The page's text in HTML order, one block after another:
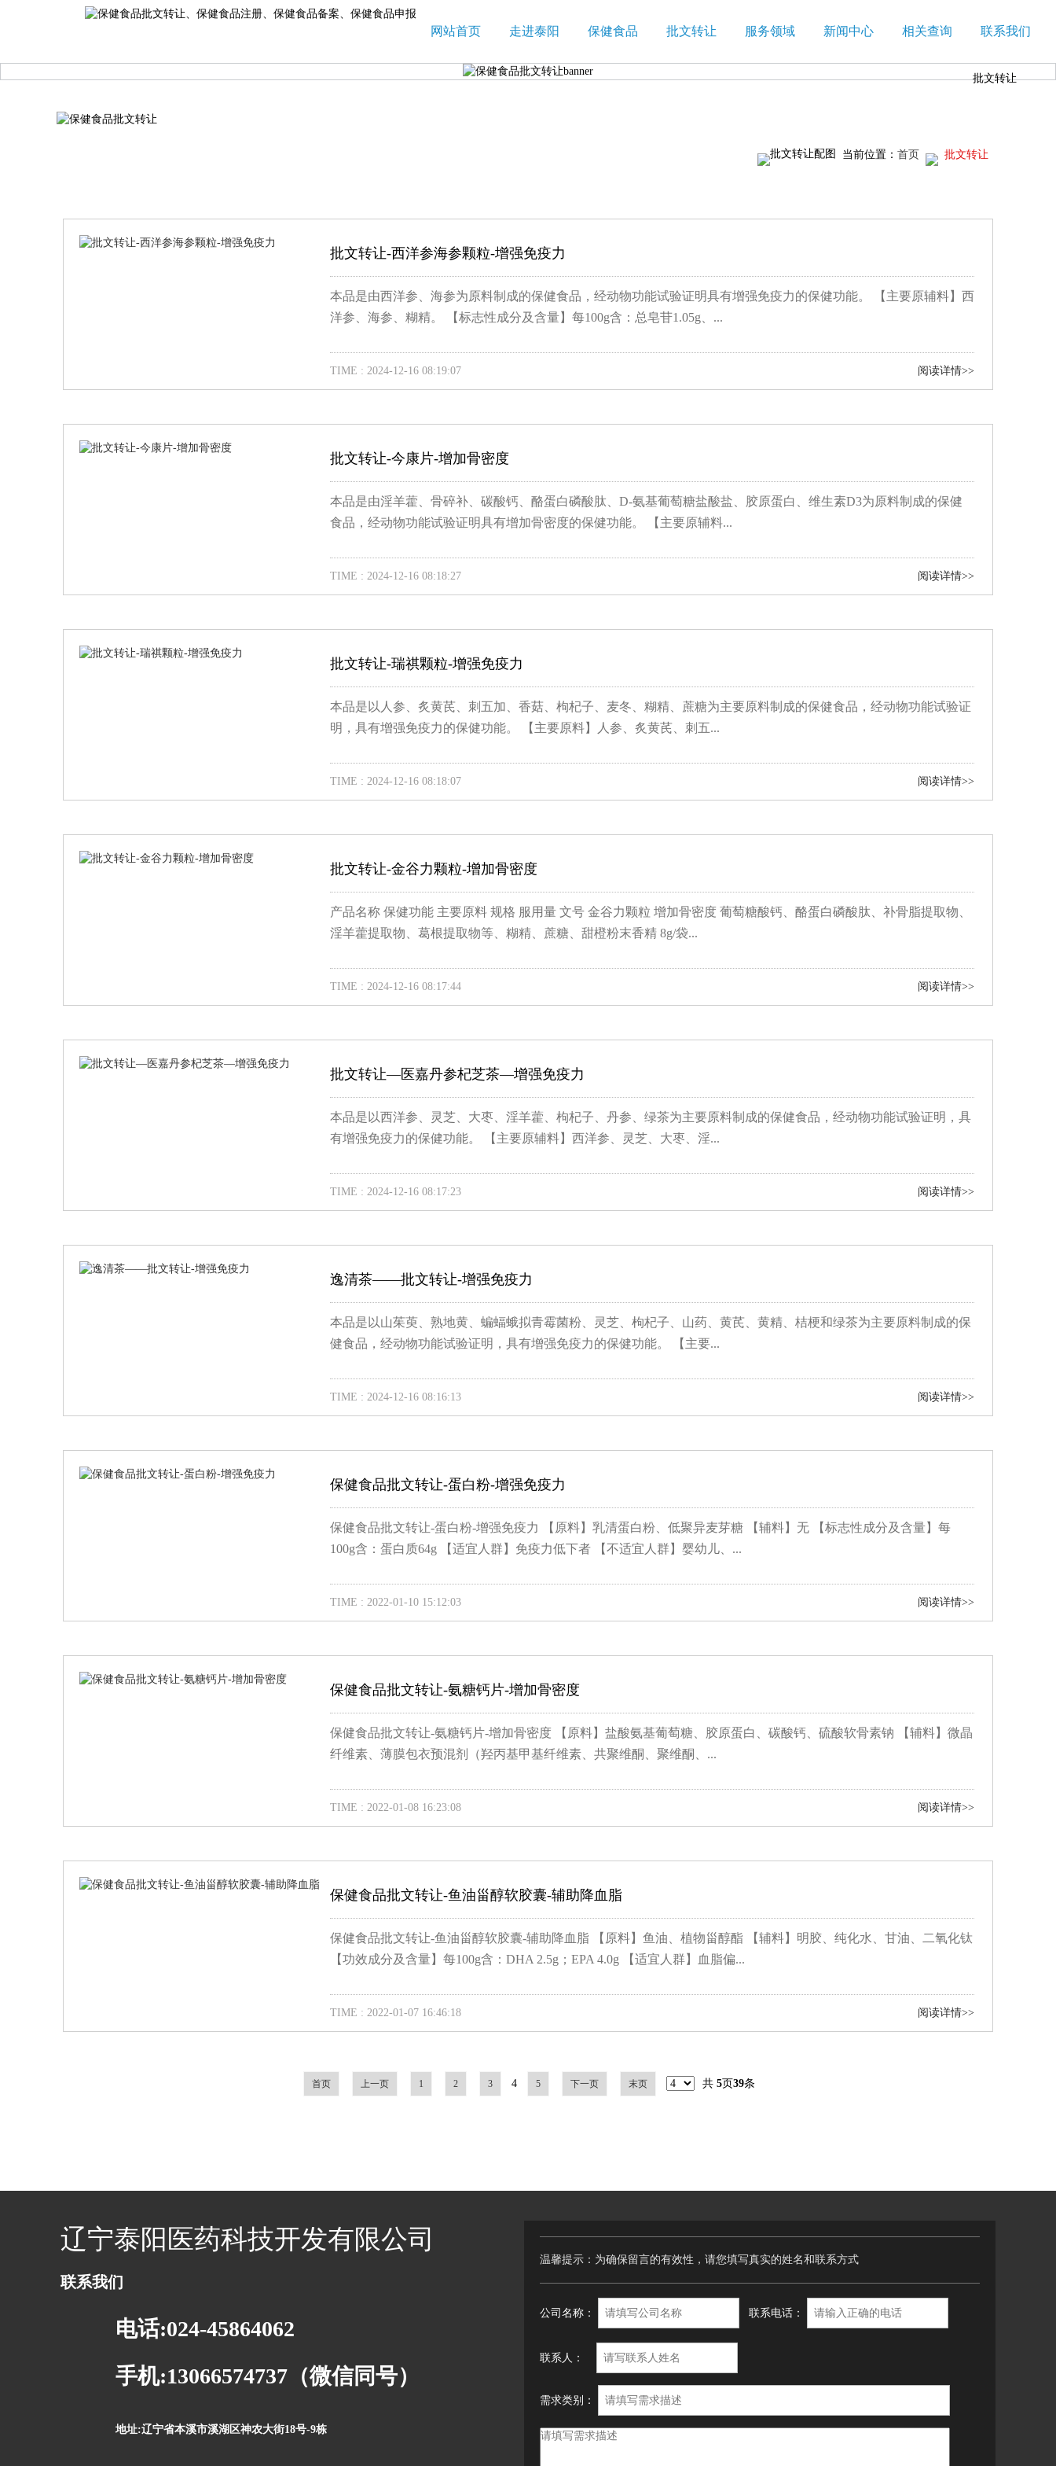
网站首页 走进泰阳 保健食品 批文转让 服务领域 新闻中心 相关查询 联系我们
批文转让
批文转让
首页
当前位置：
批文转让-西洋参海参颗粒-增强免疫力
本品是由西洋参、海参为原料制成的保健食品，经动物功能试验证明具有增强免疫力的保健功能。 【主要原辅料】西
洋参、海参、糊精。 【标志性成分及含量】每100g含：总皂苷1.05g、...
TIME : 2024-12-16 08:19:07 阅读详情>>
批文转让-今康片-增加骨密度
本品是由淫羊藿、骨碎补、碳酸钙、酪蛋白磷酸肽、D-氨基葡萄糖盐酸盐、胶原蛋白、维生素D3为原料制成的保健
食品，经动物功能试验证明具有增加骨密度的保健功能。 【主要原辅料...
TIME : 2024-12-16 08:18:27 阅读详情>>
批文转让-瑞祺颗粒-增强免疫力
本品是以人参、炙黄芪、刺五加、香菇、枸杞子、麦冬、糊精、蔗糖为主要原料制成的保健食品，经动物功能试验证
明，具有增强免疫力的保健功能。 【主要原料】人参、炙黄芪、刺五...
TIME : 2024-12-16 08:18:07 阅读详情>>
批文转让-金谷力颗粒-增加骨密度
产品名称 保健功能 主要原料 规格 服用量 文号 金谷力颗粒 增加骨密度 葡萄糖酸钙、酪蛋白磷酸肽、补骨脂提取物、
淫羊藿提取物、葛根提取物等、糊精、蔗糖、甜橙粉末香精 8g/袋...
TIME : 2024-12-16 08:17:44 阅读详情>>
批文转让—医嘉丹参杞芝茶—增强免疫力
本品是以西洋参、灵芝、大枣、淫羊藿、枸杞子、丹参、绿茶为主要原料制成的保健食品，经动物功能试验证明，具
有增强免疫力的保健功能。 【主要原辅料】西洋参、灵芝、大枣、淫...
TIME : 2024-12-16 08:17:23 阅读详情>>
逸清茶——批文转让-增强免疫力
本品是以山茱萸、熟地黄、蝙蝠蛾拟青霉菌粉、灵芝、枸杞子、山药、黄芪、黄精、桔梗和绿茶为主要原料制成的保
健食品，经动物功能试验证明，具有增强免疫力的保健功能。 【主要...
TIME : 2024-12-16 08:16:13 阅读详情>>
保健食品批文转让-蛋白粉-增强免疫力
保健食品批文转让-蛋白粉-增强免疫力 【原料】乳清蛋白粉、低聚异麦芽糖 【辅料】无 【标志性成分及含量】每
100g含：蛋白质64g 【适宜人群】免疫力低下者 【不适宜人群】婴幼儿、...
TIME : 2022-01-10 15:12:03 阅读详情>>
保健食品批文转让-氨糖钙片-增加骨密度
保健食品批文转让-氨糖钙片-增加骨密度 【原料】盐酸氨基葡萄糖、胶原蛋白、碳酸钙、硫酸软骨素钠 【辅料】微晶
纤维素、薄膜包衣预混剂（羟丙基甲基纤维素、共聚维酮、聚维酮、...
TIME : 2022-01-08 16:23:08 阅读详情>>
保健食品批文转让-鱼油甾醇软胶囊-辅助降血脂
保健食品批文转让-鱼油甾醇软胶囊-辅助降血脂 【原料】鱼油、植物甾醇酯 【辅料】明胶、纯化水、甘油、二氧化钛
【功效成分及含量】每100g含：DHA 2.5g；EPA 4.0g 【适宜人群】血脂偏...
TIME : 2022-01-07 16:46:18 阅读详情>>
首页 上一页 1 2 3 4 5 下一页 末页 共 5页39条
温馨提示：为确保留言的有效性，请您填写真实的姓名和联系方式
公司名称： 联系电话：
联系人：
需求类别：
辽宁泰阳医药科技开发有限公司
联系我们
电话:024-45864062
手机:13066574737（微信同号）
地址:辽宁省本溪市溪湖区神农大街18号-9栋